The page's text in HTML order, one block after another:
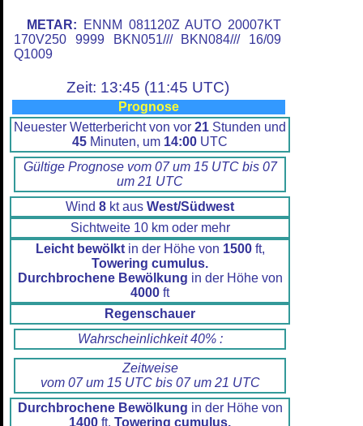
METAR: ENNM 081120Z AUTO 20007KT
170V250 9999 BKN051/// BKN084/// 16/09
Q1009
Zeit: 13:45 (11:45 UTC)
Prognose
Neuester Wetterbericht von vor 21 Stunden und
45 Minuten, um 14:00 UTC
Gültige Prognose vom 07 um 15 UTC bis 07
um 21 UTC
Wind 8 kt aus West/Südwest
Sichtweite 10 km oder mehr
Leicht bewölktin der Höhe von 1500ft,
Towering cumulus.
Durchbrochene Bewölkung in der Höhe von
4000 ft
Regenschauer
Wahrscheinlichkeit 40% :
Zeitweise
vom 07 um 15 UTC bis 07 um 21 UTC
Durchbrochene Bewölkung in der Höhe von
1400 ft, Towering cumulus.